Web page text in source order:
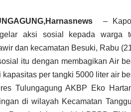
–
aksi sosial kepada warga
Besuki, Rabu (21/09/2022)
itu dengan membagikan Air
kapasitas per tangki 5000 liter air
Tulungagung AKBP Eko
di wilayah Kecamatan